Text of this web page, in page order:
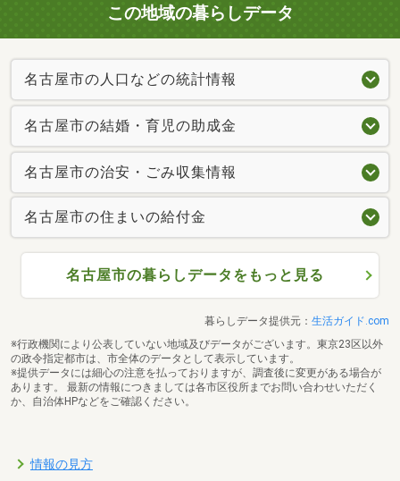
この地域の暮らしデータ
名古屋市の人口などの統計情報
名古屋市の結婚・育児の助成金
名古屋市の治安・ごみ収集情報
名古屋市の住まいの給付金
名古屋市の暮らしデータをもっと見る
暮らしデータ提供元： 生活ガイド.com
※行政機関により公表していない地域及びデータがございます。東京23区以外
の政令指定都市は、市全体のデータとして表示しています。
※提供データには細心の注意を払っておりますが、調査後に変更がある場合が
あります。 最新の情報につきましては各市区役所までお問い合わせいただく
か、自治体HPなどをご確認ください。
情報の見方